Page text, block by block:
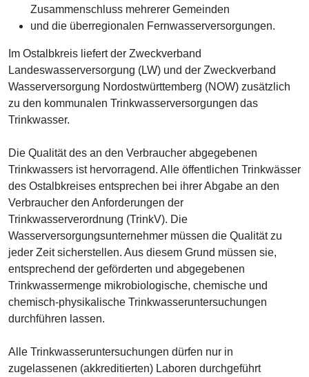
Zusammenschluss mehrerer Gemeinden
und die überregionalen Fernwasserversorgungen.
Im Ostalbkreis liefert der Zweckverband
Landeswasserversorgung (LW) und der Zweckverband
Wasserversorgung Nordostwürttemberg (NOW) zusätzlich
zu den kommunalen Trinkwasserversorgungen das
Trinkwasser.
Die Qualität des an den Verbraucher abgegebenen
Trinkwassers ist hervorragend. Alle öffentlichen Trinkwässer
des Ostalbkreises entsprechen bei ihrer Abgabe an den
Verbraucher den Anforderungen der
Trinkwasserverordnung (TrinkV). Die
Wasserversorgungsunternehmer müssen die Qualität zu
jeder Zeit sicherstellen. Aus diesem Grund müssen sie,
entsprechend der geförderten und abgegebenen
Trinkwassermenge mikrobiologische, chemische und
chemisch-physikalische Trinkwasseruntersuchungen
durchführen lassen.
Alle Trinkwasseruntersuchungen dürfen nur in
zugelassenen (akkreditierten) Laboren durchgeführt